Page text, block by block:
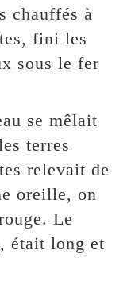
chauffés à
fini les
sous le fer
se mêlait
terres
relevait de
oreille, on
Le
était long et